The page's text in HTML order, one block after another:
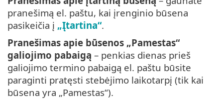
pranešimą el. paštu, kai įrenginio būsena
pasikeičia į „Įtartina“.
Pranešimas apie būsenos „Pamestas“
galiojimo pabaigą – penkias dienas prieš
galiojimo termino pabaigą el. paštu būsite
paraginti pratęsti stebėjimo laikotarpį (tik kai
būsena yra „Pamestas“).